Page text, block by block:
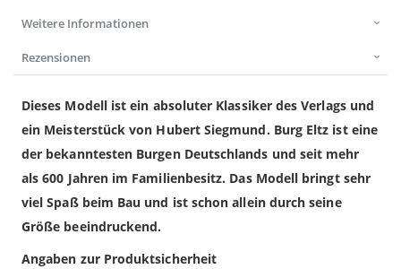
Weitere Informationen
Rezensionen
Dieses Modell ist ein absoluter Klassiker des Verlags und
ein Meisterstück von Hubert Siegmund. Burg Eltz ist eine
der bekanntesten Burgen Deutschlands und seit mehr
als 600 Jahren im Familienbesitz. Das Modell bringt sehr
viel Spaß beim Bau und ist schon allein durch seine
Größe beeindruckend.
Angaben zur Produktsicherheit